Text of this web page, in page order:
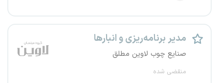
مدیر برنامه‌ریزی و انبارها
صنایع چوب لاوین مطلق
منقضی شده